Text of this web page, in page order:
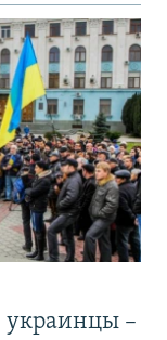
украинцы –